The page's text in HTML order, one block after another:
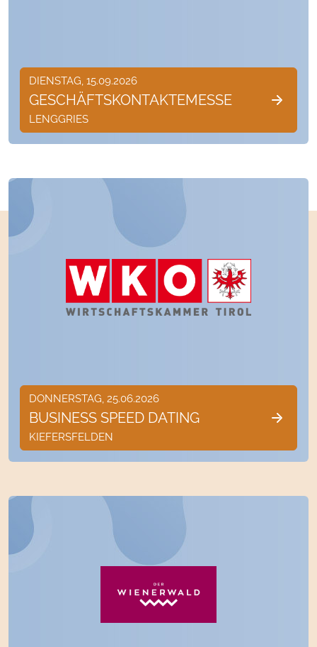
DIENSTAG, 15.09.2026
GESCHÄFTSKONTAKTEMESSE
LENGGRIES
DONNERSTAG, 25.06.2026
BUSINESS SPEED DATING
KIEFERSFELDEN